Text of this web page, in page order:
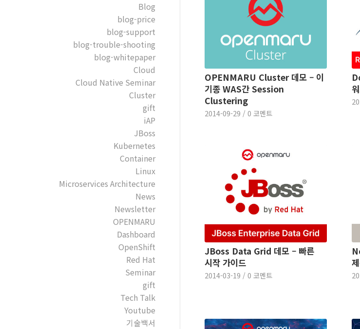
OPENMARU Cluster 데모 – 이
기종 WAS간 Session
Clustering
2014-09-29 / 0 코멘트
JBoss Data Grid 데모 – 빠른
시작 가이드
2014-03-19 / 0 코멘트
Blog
blog-price
blog-support
blog-trouble-shooting
blog-whitepaper
Cloud
Cloud Native Seminar
Cluster
gift
iAP
JBoss
Kubernetes
Container
Linux
Microservices Architecture
News
Newsletter
OPENMARU
Dashboard
OpenShift
Red Hat
Seminar
gift
Tech Talk
Youtube
기술백서